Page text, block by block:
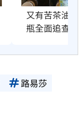
又有苦茶油苯
瓶全面追查
路易莎